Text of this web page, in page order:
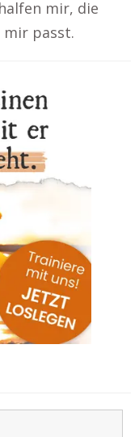
mir, die
mir passt.